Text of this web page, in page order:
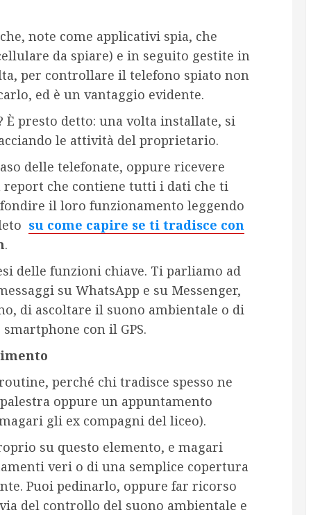
note come applicativi spia, che
da spiare) e in seguito gestite in
per controllare il telefono spiato non
ed è un vantaggio evidente.
È presto detto: una volta installate, si
le attività del proprietario.
delle telefonate, oppure ricevere
report che contiene tutti i dati che ti
il loro funzionamento leggendo
su come capire se ti tradisce con
.
delle funzioni chiave. Ti parliamo ad
su WhatsApp e su Messenger,
di ascoltare il suono ambientale o di
con il GPS.
perché chi tradisce spesso ne
oppure un appuntamento
gli ex compagni del liceo).
su questo elemento, e magari
veri o di una semplice copertura
Puoi pedinarlo, oppure far ricorso
del controllo del suono ambientale e